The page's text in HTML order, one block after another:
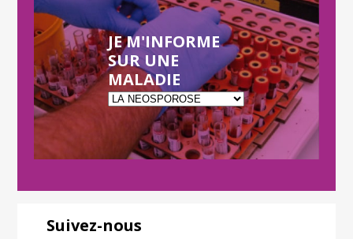
JE M'INFORME
SUR UNE
MALADIE
Suivez-nous